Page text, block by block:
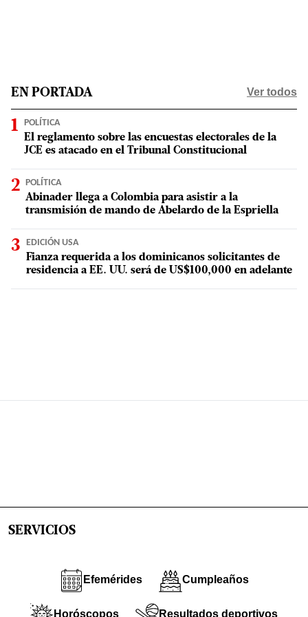
EN PORTADA Ver todos
POLÍTICA
El reglamento sobre las encuestas electorales de la
JCE es atacado en el Tribunal Constitucional
POLÍTICA
Abinader llega a Colombia para asistir a la
transmisión de mando de Abelardo de la Espriella
EDICIÓN USA
Fianza requerida a los dominicanos solicitantes de
residencia a EE. UU. será de US$100,000 en adelante
SERVICIOS
Efemérides Cumpleaños
Horóscopos Resultados deportivos